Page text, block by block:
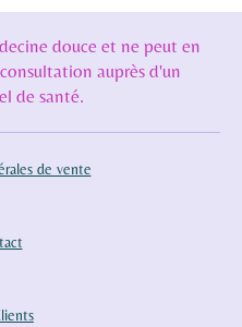
douce et ne peut en
auprès d'un
de santé.
de vente